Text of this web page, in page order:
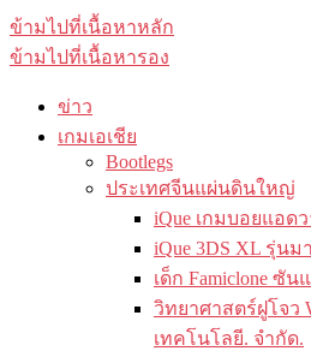
ข้ามไปที่เนื้อหาหลัก
ข้ามไปที่เนื้อหารอง
ข่าว
เกมเอเชีย
Bootlegs
ประเทศจีนแผ่นดินใหญ่
iQue เกมบอยแอด
iQue 3DS XL รุ่นม
เด็ก Famiclone ซัน
วิทยาศาสตร์ฝูโจว
เทคโนโลยี. จำกัด.